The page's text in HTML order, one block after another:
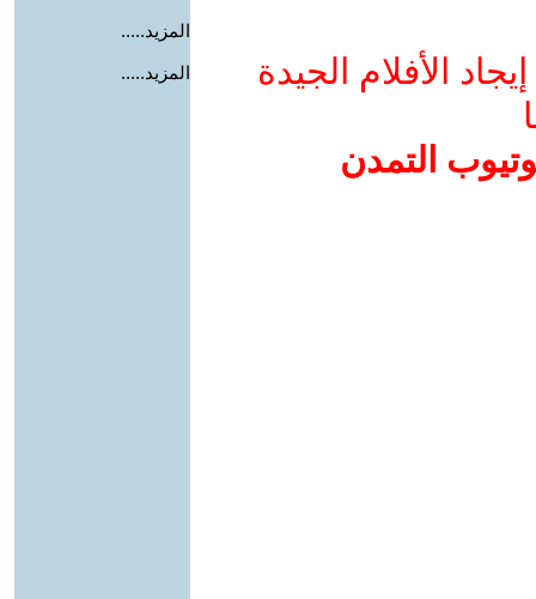
الأفلام الجيدة
التمدن
المزيد.....
المزيد.....